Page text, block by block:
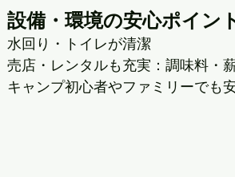
設備・環境の安心ポイン
水回り・トイレが清潔
売店・レンタルも充実：調味料・
キャンプ初心者やファミリーでも